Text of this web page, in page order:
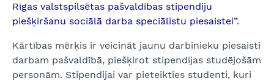
Rīgas valstspilsētas pašvaldības stipendiju
piešķiršanu sociālā darba speciālistu piesaistei”.
Kārtības mērķis ir veicināt jaunu darbinieku piesaisti
darbam pašvaldībā, piešķirot stipendijas studējošām
personām. Stipendijai var pieteikties studenti, kuri